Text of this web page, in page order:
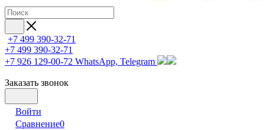
+7 499 390-32-71
+7 499 390-32-71
+7 926 129-00-72 WhatsApp, Telegram
Заказать звонок
Войти
Сравнение0